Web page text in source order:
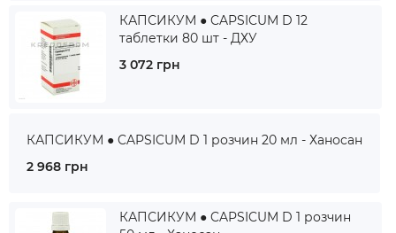
КАПСИКУМ ● CAPSICUM D 12
таблетки 80 шт - ДХУ
3 072 грн
КАПСИКУМ ● CAPSICUM D 1 розчин 20 мл - Ханосан
2 968 грн
КАПСИКУМ ● CAPSICUM D 1 розчин